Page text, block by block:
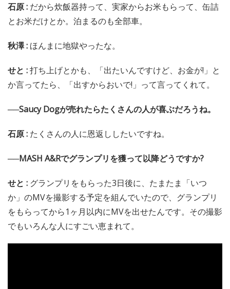
石原 : だから炊飯器持って、実家からお米もらって、缶詰
とお米だけとか。泊まるのも全部車。
秋澤 : ほんまに地獄やったな。
せと :打ち上げとかも、「出たいんですけど、お金が!」と
か言ってたら、「出すからおいで!」って言ってくれて。
──Saucy Dogが売れたらたくさんの人が喜ぶだろうね。
石原 : たくさんの人に恩返ししたいですね。
──MASH A&Rでグランプリを獲って以降どうですか?
せと : グランプリをもらった3日後に、たまたま「いつ
か」のMVを撮影する予定を組んでいたので、グランプリ
をもらってから1ヶ月以内にMVを出せたんです。その撮影
でもいろんな人にすごい恵まれて。